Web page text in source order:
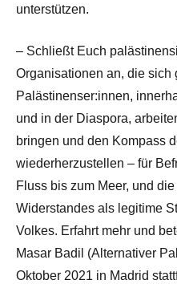
unterstützen.
– Schließt Euch
Organisationen an, die
Palästinenser:innen,
und in der Diaspora,
bringen und den Kompass
wiederherzustellen – für
Fluss bis zum Meer, und
Widerstandes als legitime
Volkes. Erfahrt mehr und
Masar Badil (Alternativer
Oktober 2021 in Madrid